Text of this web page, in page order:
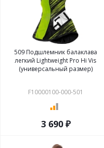
509 Подшлемник балаклава
легкий Lightweight Pro Hi Vis
(универсальный размер)
F10000100-000-501
3 690 ₽